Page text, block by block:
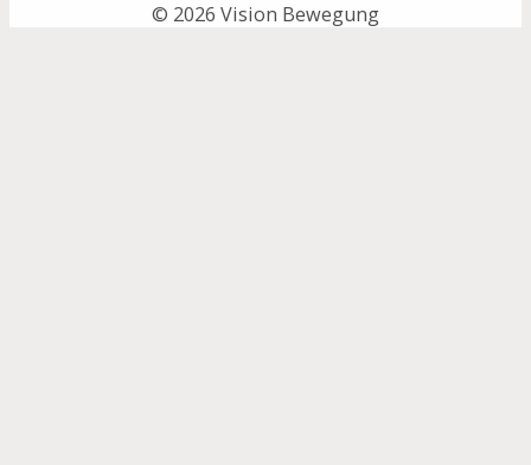
© 2026 Vision Bewegung